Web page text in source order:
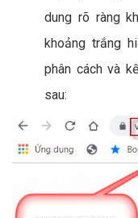
dung rõ ràng
khoảng trắng
phân cách và
sau: